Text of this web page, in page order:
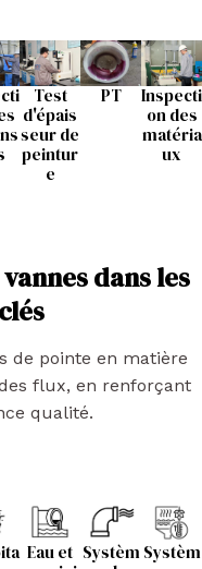
Test
d'épais
seur de
peintur
e
PT
Inspecti
on des
matéria
ux
dans les
de pointe en matière
flux, en renforçant
qualité.
Eau et Systèm Systèm